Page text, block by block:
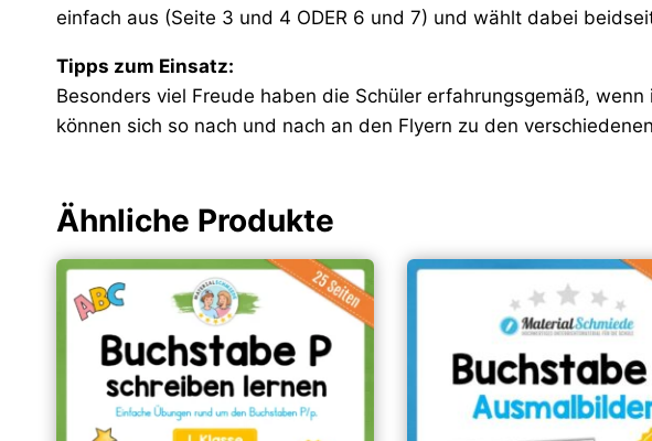
einfach aus (Seite 3 und 4 ODER 6 und 7) und wählt dabei
Tipps zum Einsatz:
Besonders viel Freude haben die Schüler erfahrungsgemäß,
können sich so nach und nach an den Flyern zu den
Ähnliche Produkte